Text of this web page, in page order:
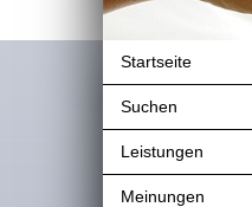
Startseite
Suchen
Leistungen
Meinungen